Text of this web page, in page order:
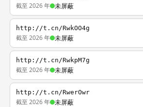
截至 2026 年 未屏蔽
http://t.cn/RwkOO4g
截至 2026 年 未屏蔽
http://t.cn/RwkpM7g
截至 2026 年 未屏蔽
http://t.cn/RwerOwr
截至 2026 年 未屏蔽